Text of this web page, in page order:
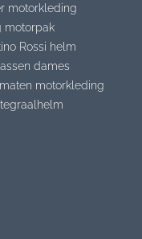
motorkleding
motorpak
Rossi helm
dames
motorkleding